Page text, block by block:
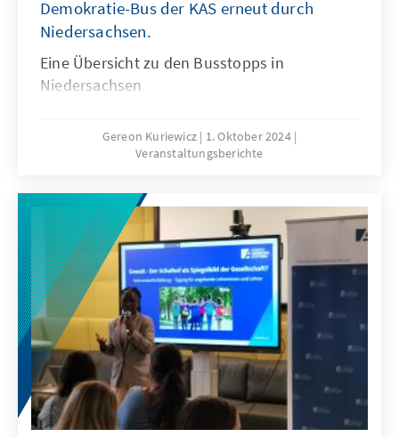
Demokratie-Bus der KAS erneut durch
Niedersachsen.
Eine Übersicht zu den Busstopps in
Niedersachsen
Gereon Kuriewicz
1. Oktober 2024
Veranstaltungsberichte